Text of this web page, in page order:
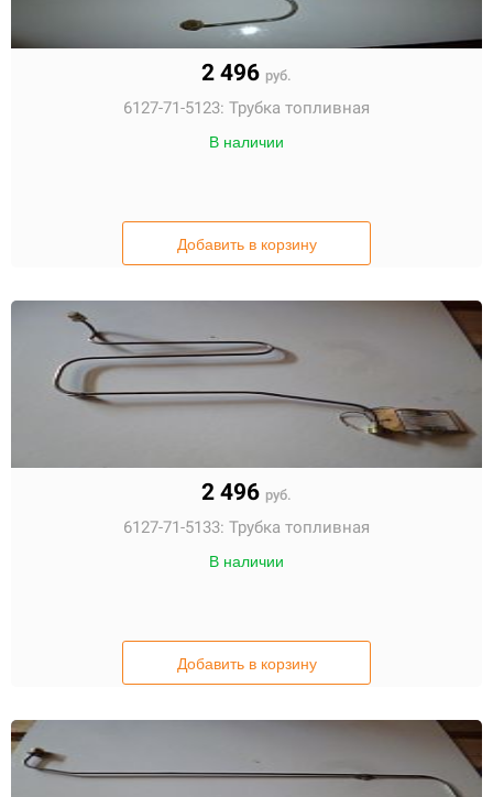
2 496 руб.
6127-71-5123: Трубка топливная
В наличии
Добавить в корзину
2 496 руб.
6127-71-5133: Трубка топливная
В наличии
Добавить в корзину